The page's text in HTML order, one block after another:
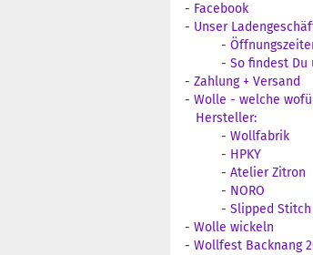
- Facebook
- Unser
-
- So findest Du
- Zahlung + Versand
- Wolle - welche
Hersteller:
- Wollfabrik
- HPKY
- Atelier Zitron
- NORO
- Slipped
- Wolle wickeln
- Wollfest Backnang